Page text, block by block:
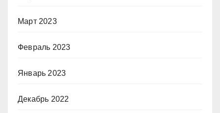
Март 2023
Февраль 2023
Январь 2023
Декабрь 2022